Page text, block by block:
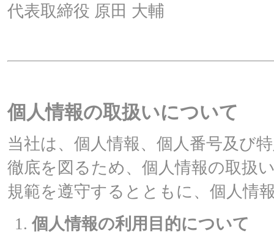
代表取締役 原田 大輔
個人情報の取扱いについて
当社は、個人情報、個人番号及び
徹底を図るため、個人情報の取扱
規範を遵守するとともに、個人情
個人情報の利用目的について